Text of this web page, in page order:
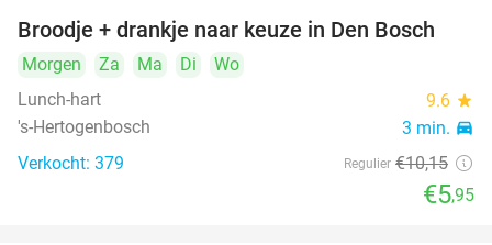
41%
Broodje + drankje naar keuze in Den Bosch
Morgen Za Ma Di
Wo
Lunch-hart
9.6 star
's-Hertogenbosch 3 min. directions_car
Verkocht: 379 Regulier €10,15
€5,95